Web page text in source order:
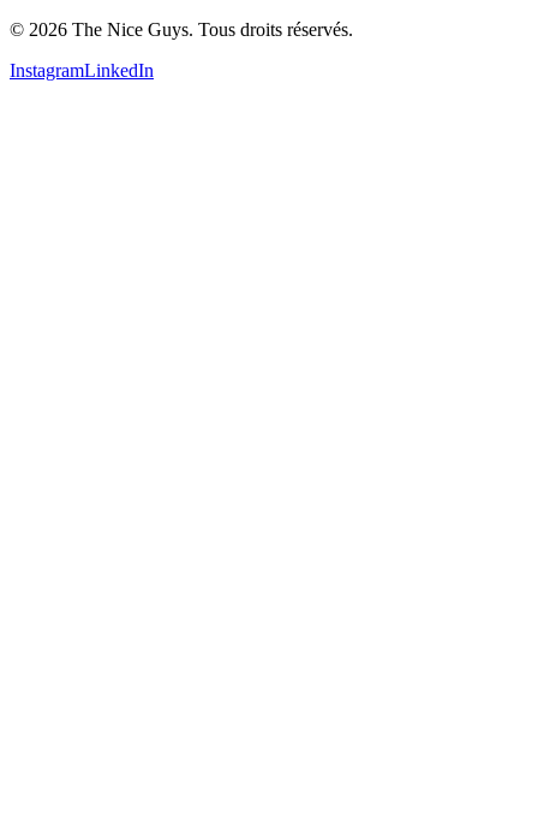
© 2026 The Nice Guys. Tous droits réservés.
InstagramLinkedIn